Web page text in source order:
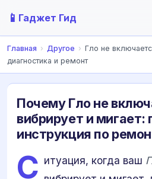
📱 Гаджет Гид
Главная › Другое › Гло не
диагностика и ремонт
Почему Гло не
вибрирует и мигает:
инструкция по
С итуация, когда ваш